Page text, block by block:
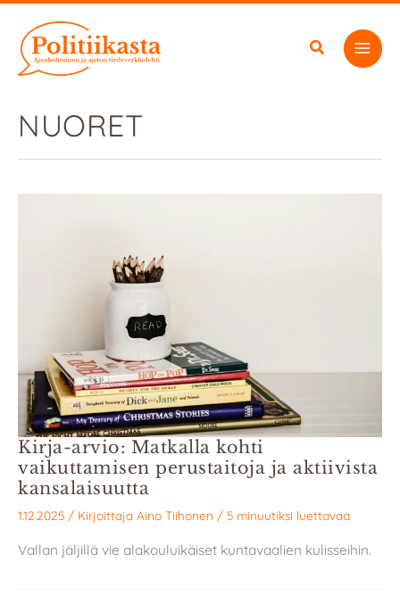
sisältöön
NUORET
Kirja-arvio: Matkalla kohti
vaikuttamisen perustaitoja ja aktiivista
kansalaisuutta
1.12.2025 / Kirjoittaja Aino Tiihonen / 5 minuutiksi luettavaa
Vallan jäljillä vie alakouluikäiset kuntavaalien kulisseihin.